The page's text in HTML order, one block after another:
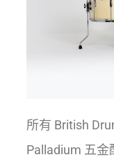
所有 British
Palladium 五金